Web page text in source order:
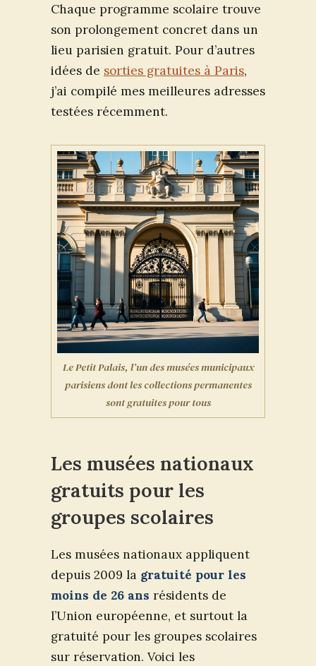
Chaque programme scolaire trouve
son prolongement concret dans un
lieu parisien gratuit. Pour d’autres
idées de sorties gratuites à Paris,
j’ai compilé mes meilleures adresses
testées récemment.
Le Petit Palais, l’un des musées municipaux
parisiens dont les collections permanentes
sont gratuites pour tous
Les musées nationaux
gratuits pour les
groupes scolaires
Les musées nationaux appliquent
depuis 2009 la gratuité pour les
moins de 26 ans résidents de
l’Union européenne, et surtout la
gratuité pour les groupes scolaires
sur réservation. Voici les